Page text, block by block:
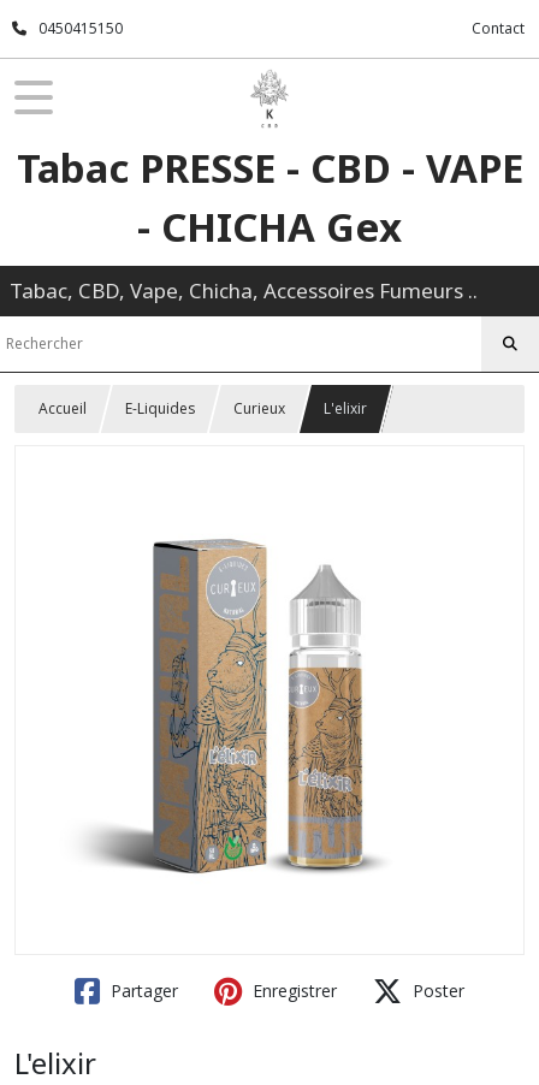
0450415150 Contact
Tabac PRESSE - CBD - VAPE
- CHICHA Gex
Tabac, CBD, Vape, Chicha, Accessoires Fumeurs ..
Accueil E-Liquides Curieux L'elixir
Partager Enregistrer Poster
L'elixir